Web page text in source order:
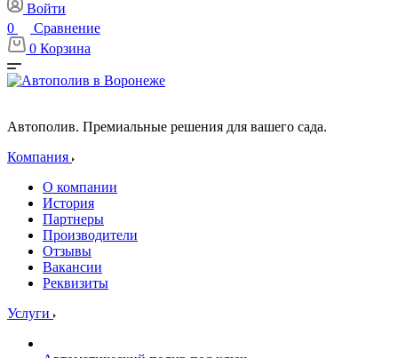
Войти
0
Сравнение
0 Корзина
Автополив. Премиальные решения для вашего сада.
Компания
О компании
История
Партнеры
Производители
Отзывы
Вакансии
Реквизиты
Услуги